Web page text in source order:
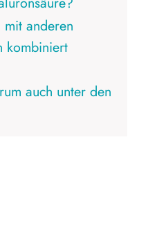
mit anderen
kombiniert
auch unter den